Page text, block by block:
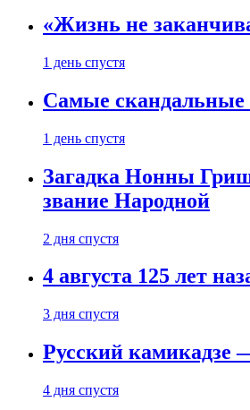
«Жизнь не
1 день спустя
Самые скандальные
1 день спустя
Загадка Нонны
звание Народной
2 дня спустя
4 августа 125 лет
3 дня спустя
Русский камикадзе
4 дня спустя